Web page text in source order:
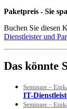
Paketpreis - Sie
Buchen Sie diesen
Dienstleister und
Das könnte
Seminare –
IT-
Seminare –